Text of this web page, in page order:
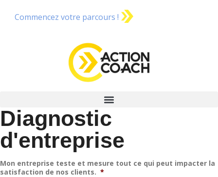
Commencez votre parcours !
Diagnostic
d'entreprise
Mon entreprise teste et mesure tout ce qui peut impacter la
satisfaction de nos clients. *